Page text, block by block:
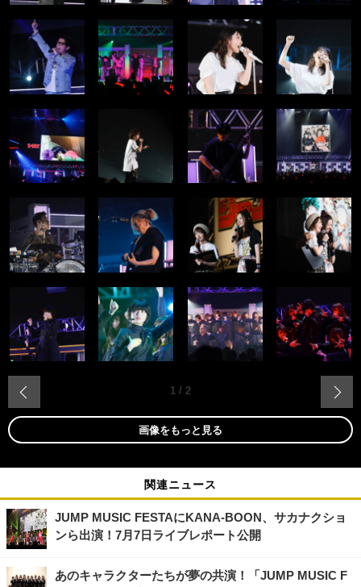
1 / 2
画像をもっと見る
関連ニュース
JUMP MUSIC FESTAにKANA-BOON、サカナクショ
ンら出演！7月7日ライブレポート公開
あのキャラクターたちが夢の共演！「JUMP MUSIC F